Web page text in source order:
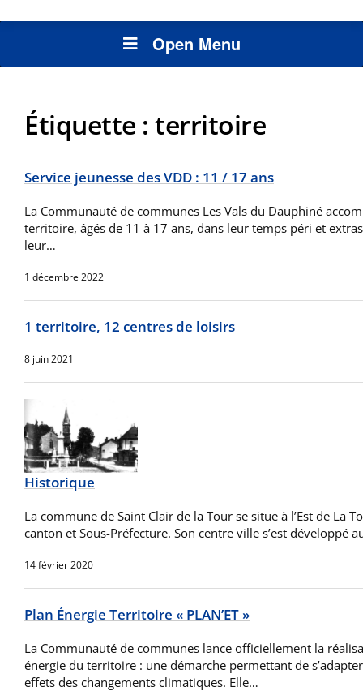
Open Menu
Étiquette : territoire
Service jeunesse des VDD : 11 / 17 ans
La Communauté de communes Les Vals du Dauphiné
territoire, âgés de 11 à 17 ans, dans leur temps péri et
leur…
1 décembre 2022
1 territoire, 12 centres de loisirs
8 juin 2021
Historique
La commune de Saint Clair de la Tour se situe à l’Est de La
canton et Sous-Préfecture. Son centre ville s’est développé
14 février 2020
Plan Énergie Territoire « PLAN’ET »
La Communauté de communes lance officiellement la
énergie du territoire : une démarche permettant de
effets des changements climatiques. Elle…